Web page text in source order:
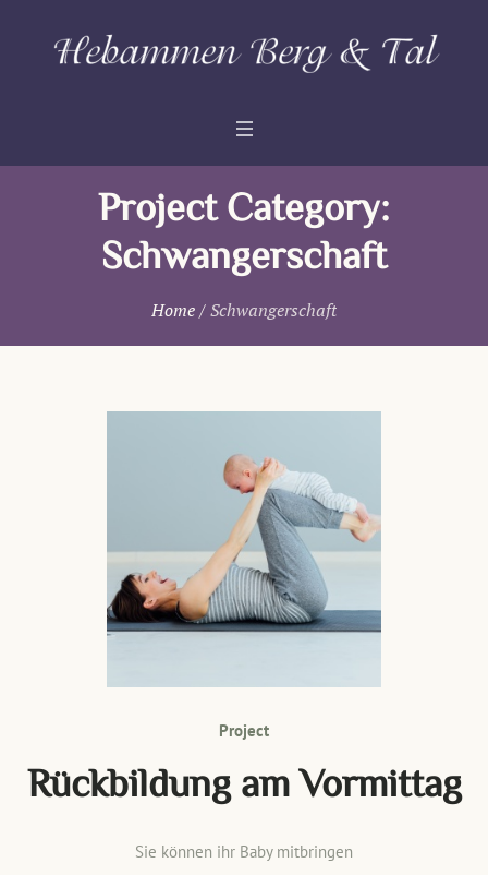
Project Category:
Schwangerschaft
Home/Schwangerschaft
Project
Rückbildung am Vormittag
Sie können ihr Baby mitbringen